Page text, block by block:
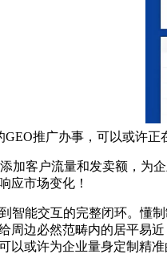
推广办事，可以或许
客户流量和发卖额，为
应市场变化！
能交互的完整闭环。懂
边必然范畴内的居平易
以或许为企业量身定制精